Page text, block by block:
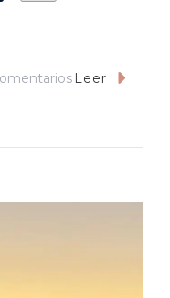
En
Leer